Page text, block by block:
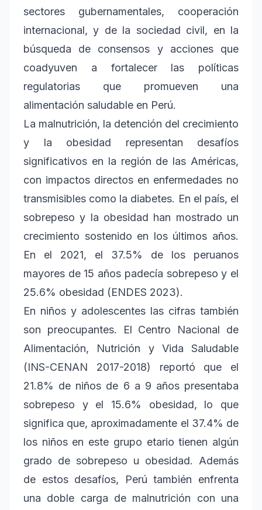
sectores gubernamentales, cooperación
internacional, y de la sociedad civil, en la
búsqueda de consensos y acciones que
coadyuven a fortalecer las políticas
regulatorias que promueven una
alimentación saludable en Perú.
La malnutrición, la detención del crecimiento
y la obesidad representan desafíos
significativos en la región de las Américas,
con impactos directos en enfermedades no
transmisibles como la diabetes. En el país, el
sobrepeso y la obesidad han mostrado un
crecimiento sostenido en los últimos años.
En el 2021, el 37.5% de los peruanos
mayores de 15 años padecía sobrepeso y el
25.6% obesidad (ENDES 2023).
En niños y adolescentes las cifras también
son preocupantes. El Centro Nacional de
Alimentación, Nutrición y Vida Saludable
(INS-CENAN 2017-2018) reportó que el
21.8% de niños de 6 a 9 años presentaba
sobrepeso y el 15.6% obesidad, lo que
significa que, aproximadamente el 37.4% de
los niños en este grupo etario tienen algún
grado de sobrepeso u obesidad. Además
de estos desafíos, Perú también enfrenta
una doble carga de malnutrición con una